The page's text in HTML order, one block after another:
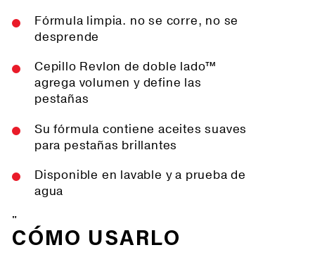
Fórmula limpia. no se corre, no se
desprende
Cepillo Revlon de doble lado™
agrega volumen y define las
pestañas
Su fórmula contiene aceites suaves
para pestañas brillantes
Disponible en lavable y a prueba de
agua
"
CÓMO USARLO